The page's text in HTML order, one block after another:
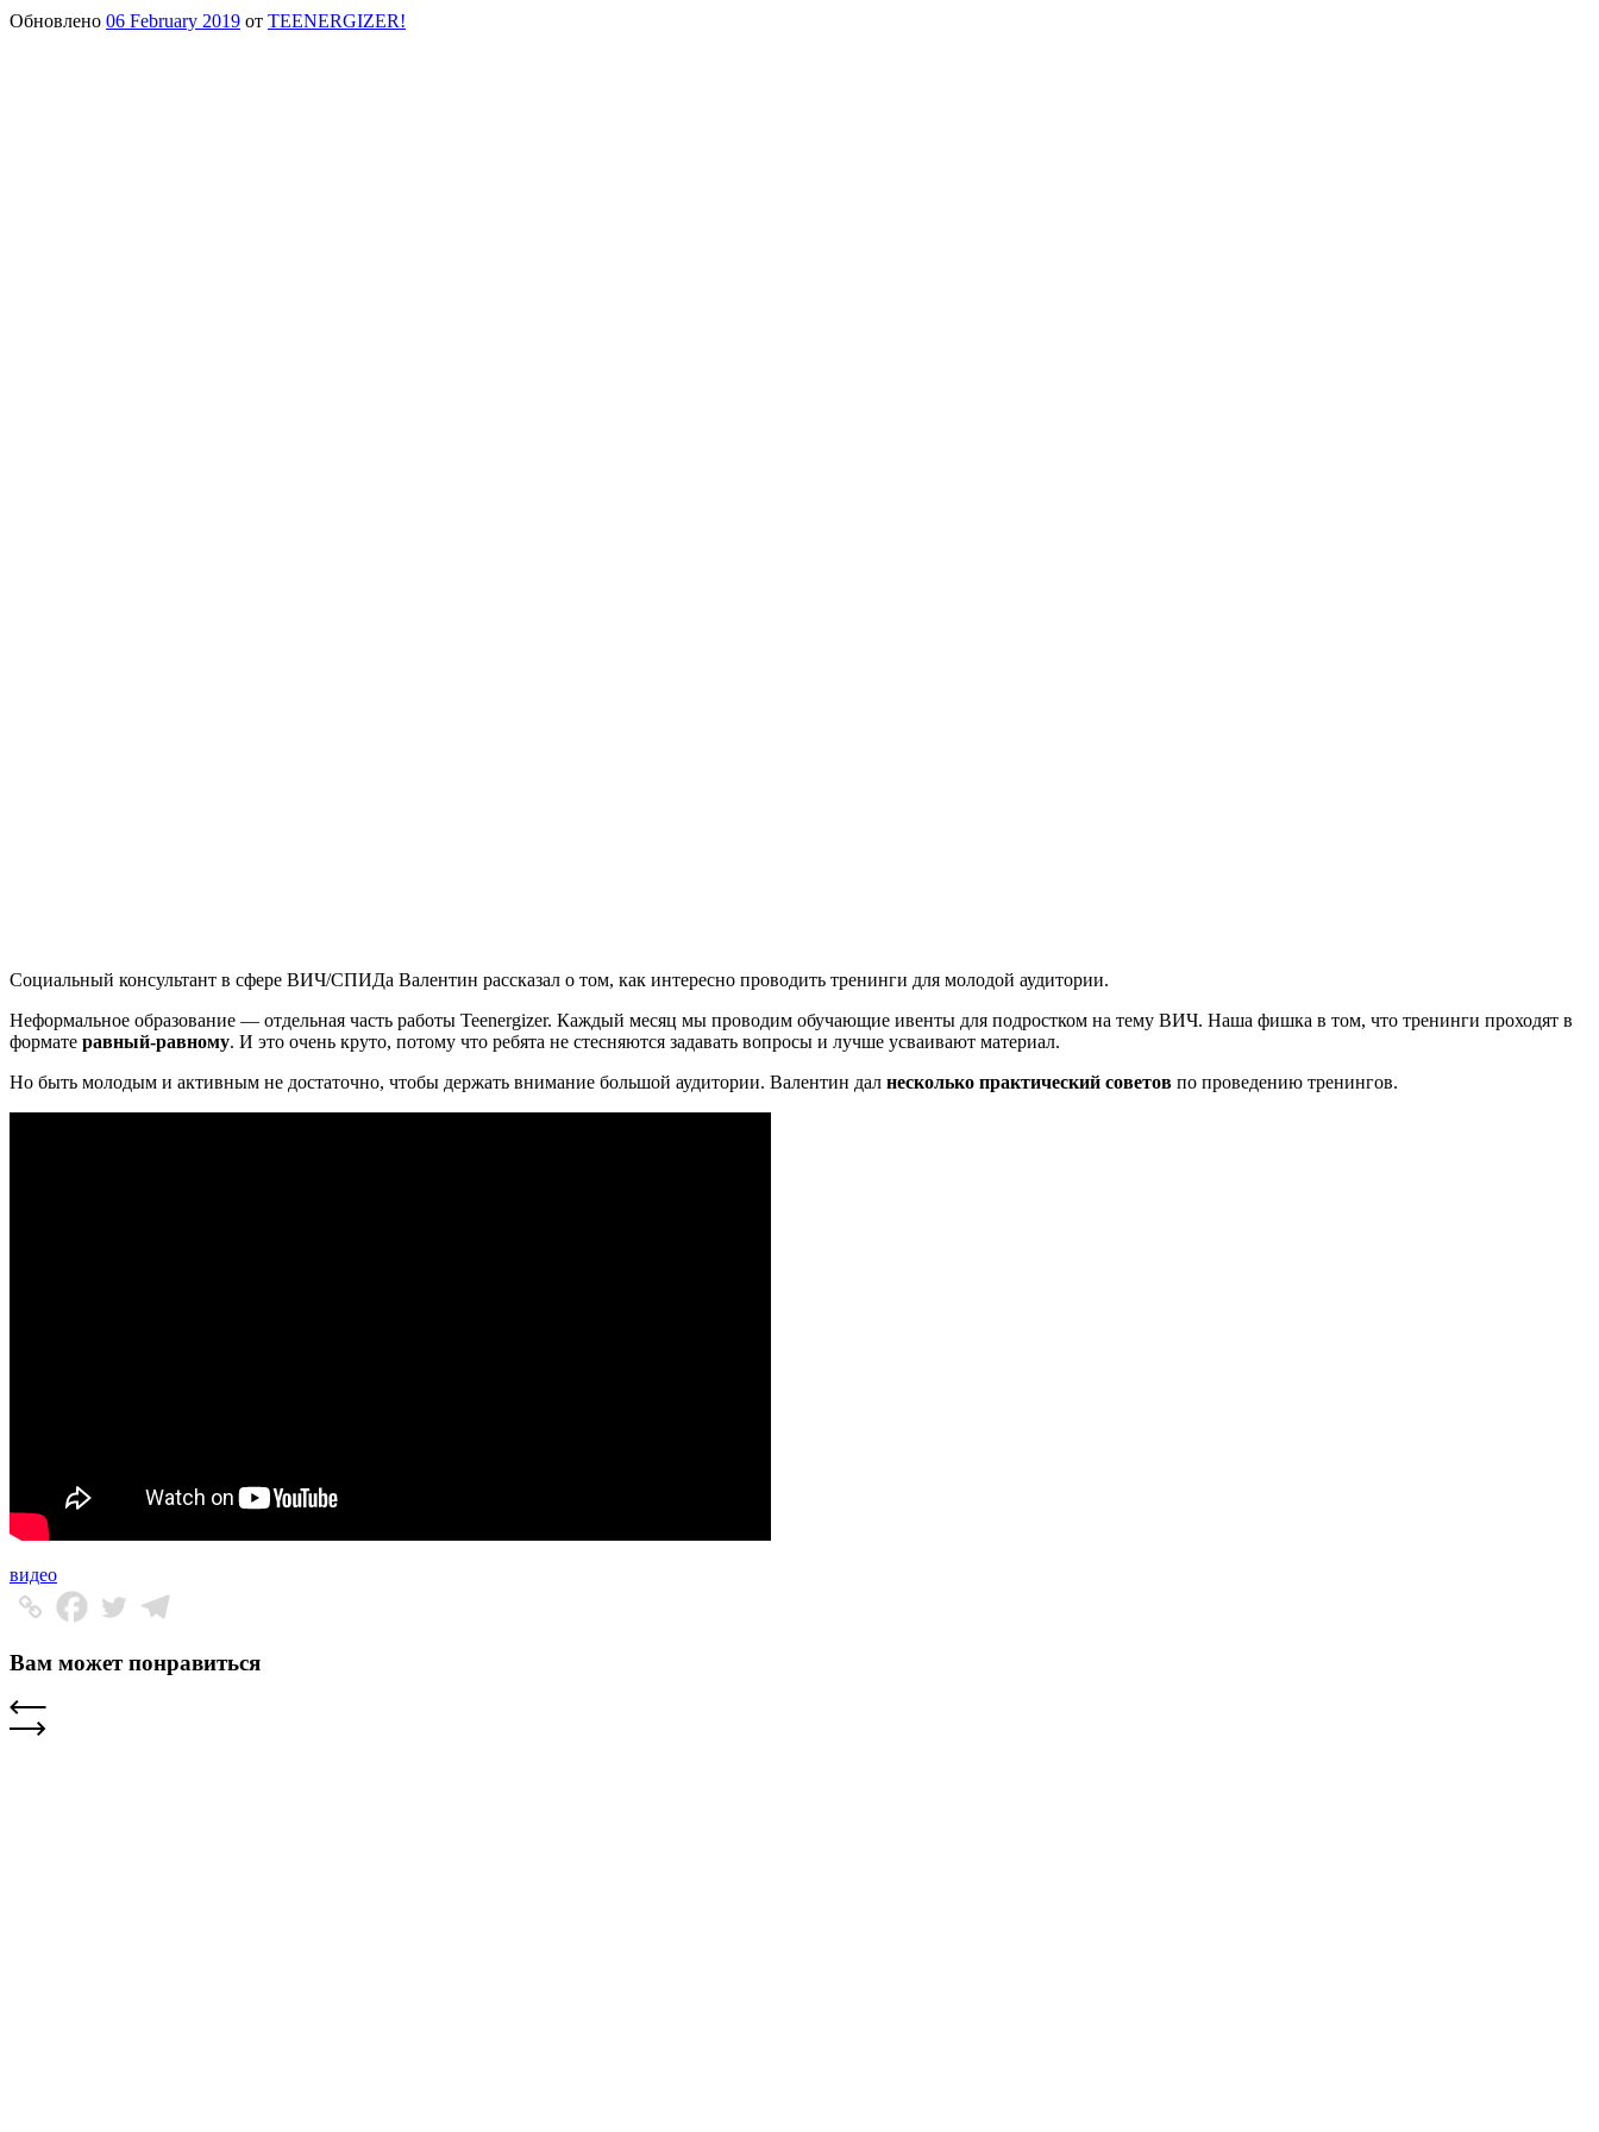
Обновлено 06 February 2019 от TEENERGIZER!
Социальный консультант в сфере ВИЧ/СПИДа Валентин рассказал о том, как интересно проводить тренинги для молодой аудитории.
Неформальное образование — отдельная часть работы Teenergizer. Каждый месяц мы проводим обучающие ивенты для подростком на тему ВИЧ. Наша фишка в том, что тренинги проходят в
формате равный-равному. И это очень круто, потому что ребята не стесняются задавать вопросы и лучше усваивают материал.
Но быть молодым и активным не достаточно, чтобы держать внимание большой аудитории. Валентин дал несколько практический советов по проведению тренингов.
видео
Вам может понравиться